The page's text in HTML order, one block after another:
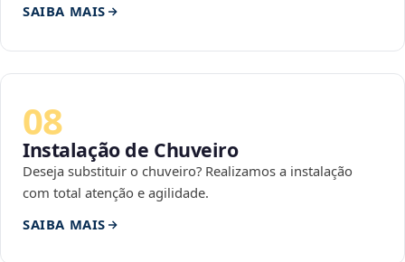
SAIBA MAIS
08
Instalação de Chuveiro
Deseja substituir o chuveiro? Realizamos a instalação
com total atenção e agilidade.
SAIBA MAIS